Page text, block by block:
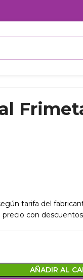
tarifa del
precio con
AÑADIR AL